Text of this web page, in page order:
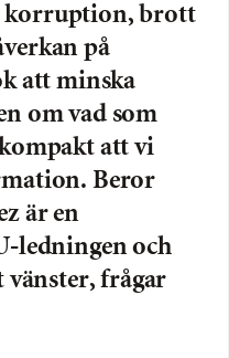
korruption, brott
på
att minska
om vad som
att vi
Beror
är en
ledningen och
vänster, frågar